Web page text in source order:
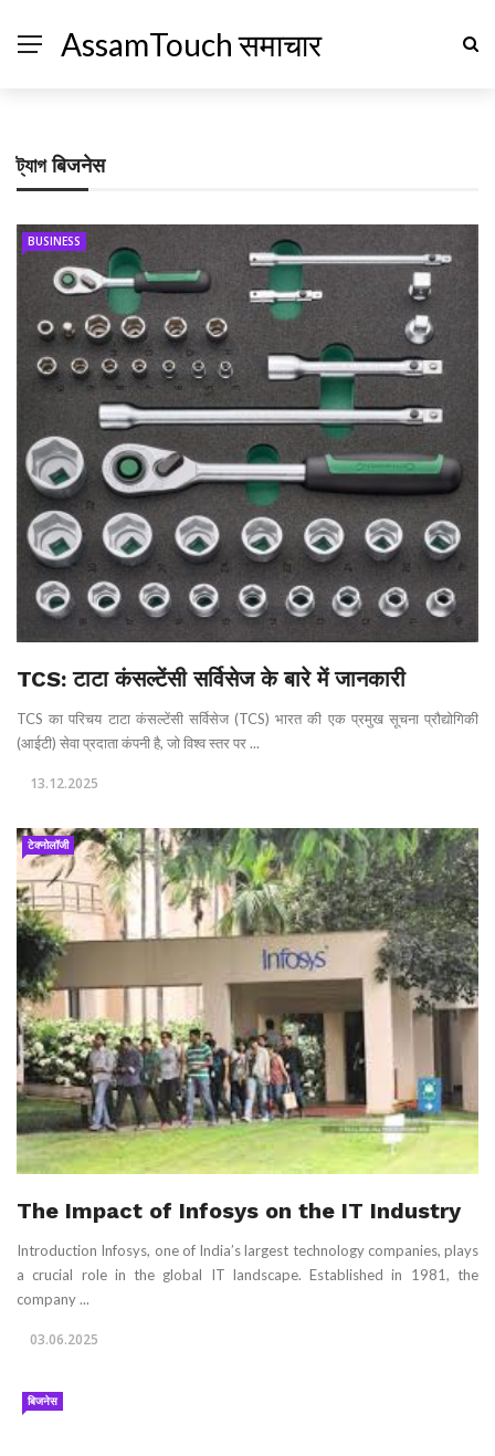
AssamTouch समाचार
ট্যাগबिजनेस
BUSINESS
TCS: टाटा कंसल्टेंसी सर्विसेज के बारे में जानकारी
TCS का परिचय टाटा कंसल्टेंसी सर्विसेज (TCS) भारत की एक प्रमुख सूचना प्रौद्योगिकी
(आईटी) सेवा प्रदाता कंपनी है, जो विश्व स्तर पर ...
13.12.2025
टेक्नोलॉजी
The Impact of Infosys on the IT Industry
Introduction Infosys, one of India’s largest technology companies, plays
a crucial role in the global IT landscape. Established in 1981, the
company ...
03.06.2025
बिजनेस